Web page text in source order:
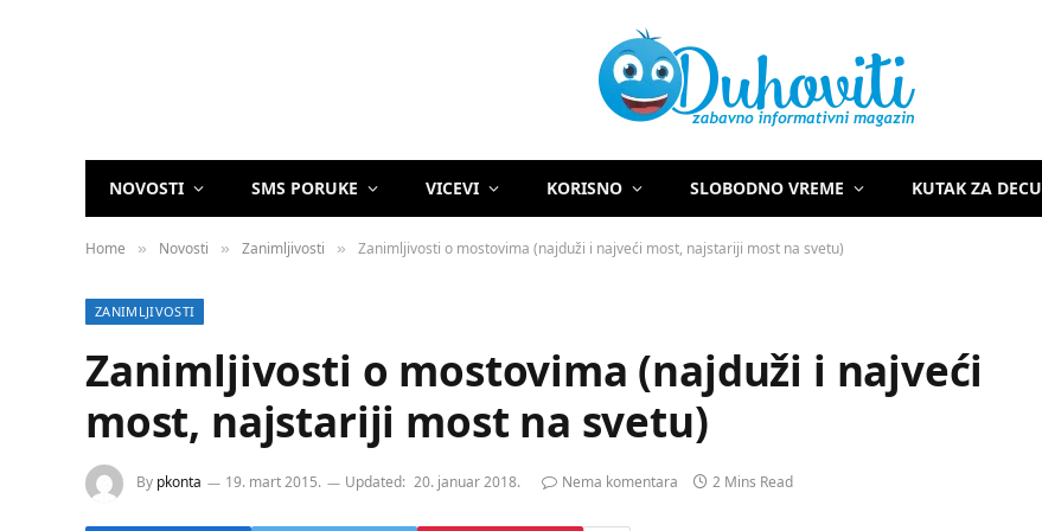
NOVOSTI SMS PORUKE VICEVI KORISNO SLOBODNO VREME KUTAK ZA DECU
Home » Novosti » Zanimljivosti » Zanimljivosti o mostovima (najduži i najveći most, najstariji most na svetu)
ZANIMLJIVOSTI
Zanimljivosti o mostovima (najduži i najveći
most, najstariji most na svetu)
By pkonta 19. mart 2015. Updated: 20. januar 2018. Nema komentara 2 Mins Read